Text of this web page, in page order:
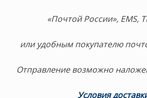
«Почтой России», EMS,
или удобным покупателю
Отправление возможно
Условия